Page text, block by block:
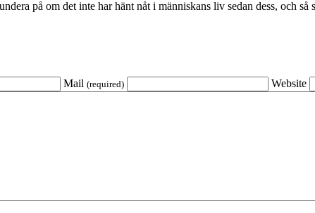
på om det inte har hänt nåt i människans liv sedan dess, och
Mail (required) Website